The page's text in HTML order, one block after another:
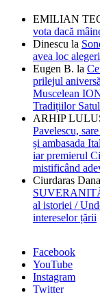
EMILIAN
vota dacă
Dinescu la
avea loc
Eugen B. la
prilejul
Muscelean
Tradițiilor
ARHIP
Pavelescu,
și ambasada
iar premierul
mistificând
Ciurdaras Dana
al istoriei /
intereselor țării
Facebook
YouTube
Instagram
Twitter